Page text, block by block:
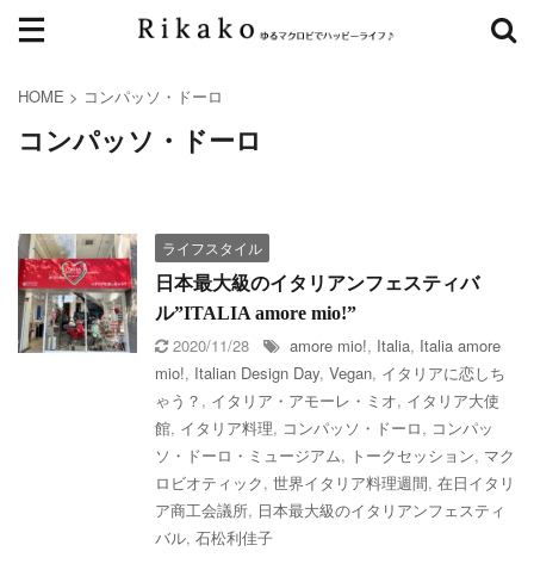
HOME > コンパッソ・ドーロ
コンパッソ・ドーロ
ライフスタイル
日本最大級のイタリアンフェスティバ
ル”ITALIA amore mio!”
2020/11/28 amore mio!, Italia, Italia amore
mio!, Italian Design Day, Vegan, イタリアに恋しち
ゃう？ , イタリア・アモーレ・ミオ, イタリア大使
館, イタリア料理, コンパッソ・ドーロ, コンパッ
ソ・ドーロ・ミュージアム, トークセッション, マク
ロビオティック, 世界イタリア料理週間, 在日イタリ
ア商工会議所, 日本最大級のイタリアンフェスティ
バル, 石松利佳子